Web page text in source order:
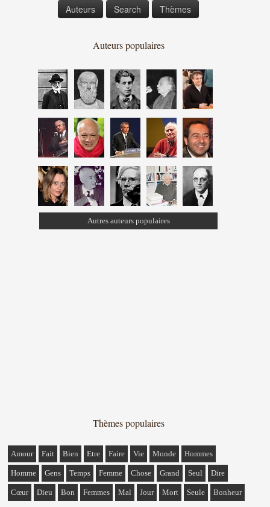
Auteurs Search Thèmes
Auteurs populaires
Autres auteurs populaires
Thèmes populaires
Amour Fait Bien Etre Faire Vie Monde Hommes
Homme Gens Temps Femme Chose Grand Seul Dire
Cœur Dieu Bon Femmes Mal Jour Mort Seule Bonheur